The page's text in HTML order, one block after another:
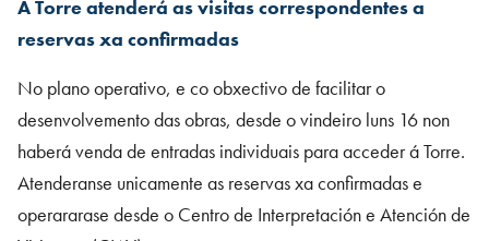
A Torre atenderá as visitas correspondentes a
reservas xa confirmadas
No plano operativo, e co obxectivo de facilitar o
desenvolvemento das obras, desde o vindeiro luns 16 non
haberá venda de entradas individuais para acceder á Torre.
Atenderanse unicamente as reservas xa confirmadas e
operararase desde o Centro de Interpretación e Atención de